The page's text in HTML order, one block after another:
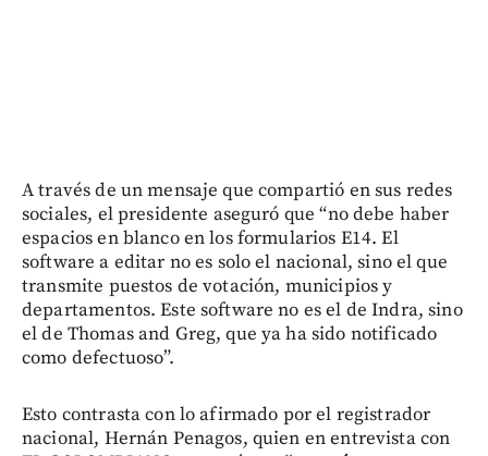
A través de un mensaje que compartió en sus redes
sociales, el presidente aseguró que “no debe haber
espacios en blanco en los formularios E14. El
software a editar no es solo el nacional, sino el que
transmite puestos de votación, municipios y
departamentos. Este software no es el de Indra, sino
el de Thomas and Greg, que ya ha sido notificado
como defectuoso”.
Esto contrasta con lo afirmado por el registrador
nacional, Hernán Penagos, quien en entrevista con